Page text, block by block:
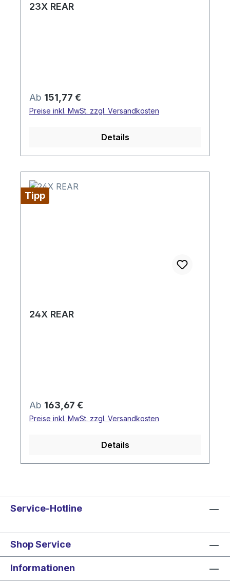
23X REAR
Regulärer Preis:
Ab 151,77 €
Preise inkl. MwSt. zzgl. Versandkosten
Details
Tipp
24X REAR
Regulärer Preis:
Ab 163,67 €
Preise inkl. MwSt. zzgl. Versandkosten
Details
Service-Hotline
Shop Service
Informationen